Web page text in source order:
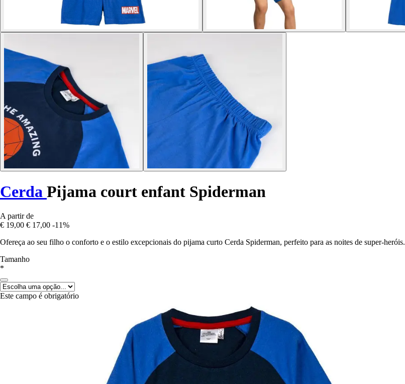
Cerda Pijama court enfant Spiderman
A partir de
€ 19,00 € 17,00 -11%
Ofereça ao seu filho o conforto e o estilo excepcionais do pijama curto Cerda Spiderman, perfeito para as noites de super-heróis.
Tamanho
*
Este campo é obrigatório